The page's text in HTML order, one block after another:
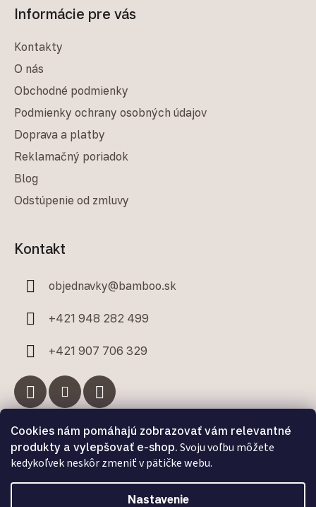
Cookies nám pomáhajú zobrazovať vám relevantné
produkty a vylepšovať e-shop. Svoju voľbu môžete
kedykoľvek neskôr zmeniť v pätičke webu.
Nastavenie
Informácie pre vás
Kontakty
O nás
Obchodné podmienky
Podmienky ochrany osobných údajov
Doprava a platby
Reklamačný poriadok
Blog
Odstúpenie od zmluvy
Kontakt
objednavky@bamboo.sk
+421 948 282 499
+421 907 706 329
Facebook